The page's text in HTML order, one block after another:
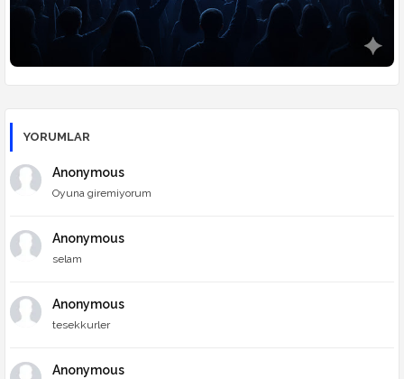
YORUMLAR
Anonymous
Oyuna giremiyorum
Anonymous
selam
Anonymous
tesekkurler
Anonymous